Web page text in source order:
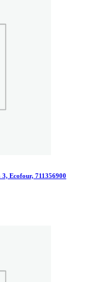
Ecofour, 711356900